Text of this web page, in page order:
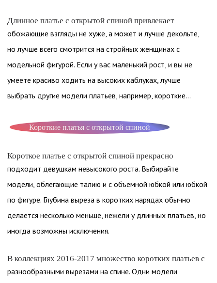
Длинное платье с открытой спиной привлекает
обожающие взгляды не хуже, а может и лучше декольте,
но лучше всего смотрится на стройных женщинах с
модельной фигурой. Если у вас маленький рост, и вы не
умеете красиво ходить на высоких каблуках, лучше
выбрать другие модели платьев, например, короткие…
Короткие платья с открытой спиной
Короткое платье с открытой спиной прекрасно
подходит девушкам невысокого роста. Выбирайте
модели, облегающие талию и с объемной юбкой или юбкой
по фигуре. Глубина выреза в коротких нарядах обычно
делается несколько меньше, нежели у длинных платьев, но
иногда возможны исключения.
В коллекциях 2016-2017 множество коротких платьев с
разнообразными вырезами на спине. Одни модели